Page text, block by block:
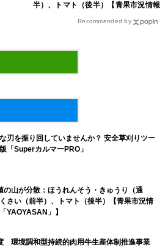
半）、トマト（後半）【青果市況情報
Recommended by
刃を振り回していませんか？ 安全草刈りツー
「SuperカルマーPRO」
の山が分散：ほうれんそう・きゅうり（通
さい（前半）、トマト（後半）【青果市況情
YAOYASAN」】
環境調和型持続的肉用牛生産体制推進事業